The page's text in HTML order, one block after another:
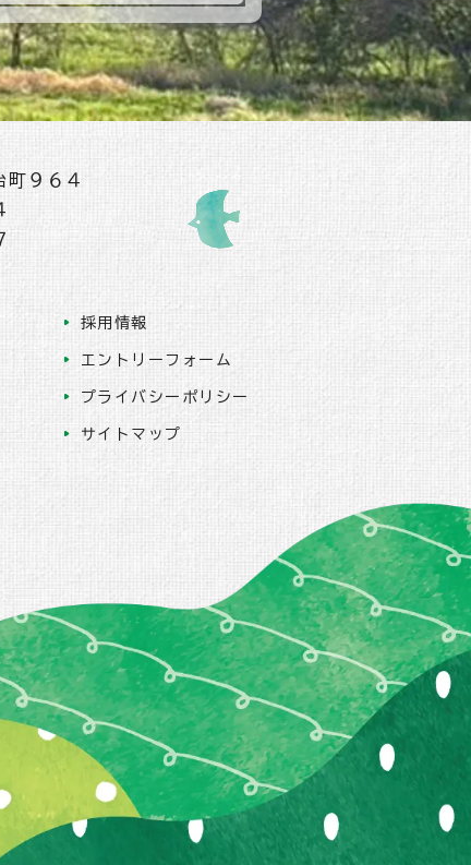
町９６４
採用情報
エントリーフォーム
プライバシーポリシー
サイトマップ